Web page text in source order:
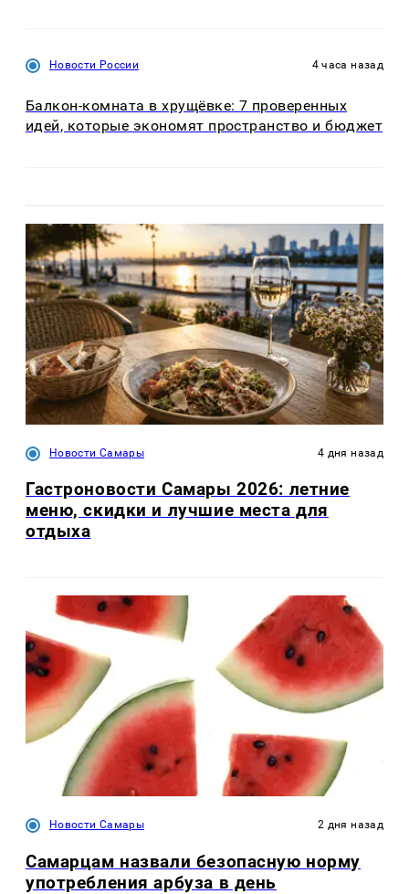
Новости России 4 часа назад
Балкон-комната в хрущёвке: 7 проверенных
идей, которые экономят пространство и бюджет
Новости Самары 4 дня назад
Гастроновости Самары 2026: летние
меню, скидки и лучшие места для
отдыха
Новости Самары 2 дня назад
Самарцам назвали безопасную норму
употребления арбуза в день